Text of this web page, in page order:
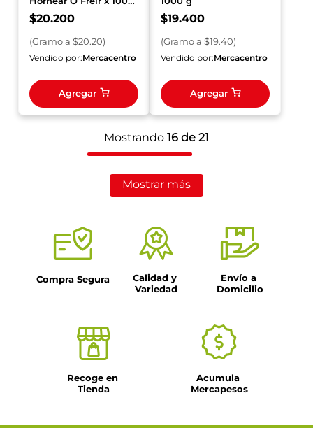
g
$20.200
(Gramoa $20.20)
Vendido por:Mercacentro
Agregar
$19.400
(Gramoa $19.40)
Vendido por:Mercacentro
Agregar
Mostrando 16 de 21
Mostrar más
Compra Segura
Calidad y
Variedad
Envío a
Domicilio
Recoge en
Tienda
Acumula
Mercapesos